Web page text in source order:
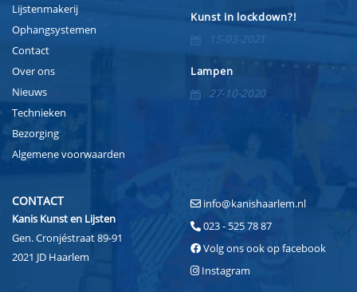
Lijstenmakerij
Ophangsystemen
Contact
Over ons
Nieuws
Technieken
Bezorging
Algemene voorwaarden
Kunst in lockdown?!
15-03-2021
Lampen
27-10-2020
CONTACT
Kanis Kunst en Lijsten
Gen. Cronjéstraat 89-91
2021 JD Haarlem
info@kanishaarlem.nl
023 - 525 78 87
Volg ons ook op facebook
Instagram